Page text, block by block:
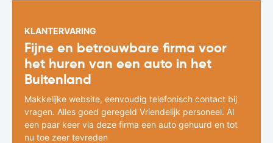
KLANTERVARING
Fijne en betrouwbare firma voor
het huren van een auto in het
Buitenland
Makkelijke website, eenvoudig telefonisch contact bij
vragen. Alles goed geregeld Vriendelijk personeel. Al
een paar keer via deze firma een auto gehuurd en tot
nu toe zeer tevreden